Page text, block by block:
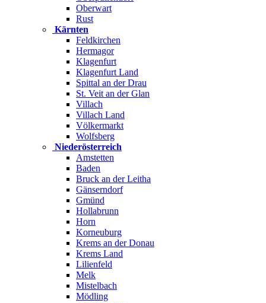
Oberwart
Rust
Kärnten
Feldkirchen
Hermagor
Klagenfurt
Klagenfurt Land
Spittal an der Drau
St. Veit an der Glan
Villach
Villach Land
Völkermarkt
Wolfsberg
Niederösterreich
Amstetten
Baden
Bruck an der Leitha
Gänserndorf
Gmünd
Hollabrunn
Horn
Korneuburg
Krems an der Donau
Krems Land
Lilienfeld
Melk
Mistelbach
Mödling